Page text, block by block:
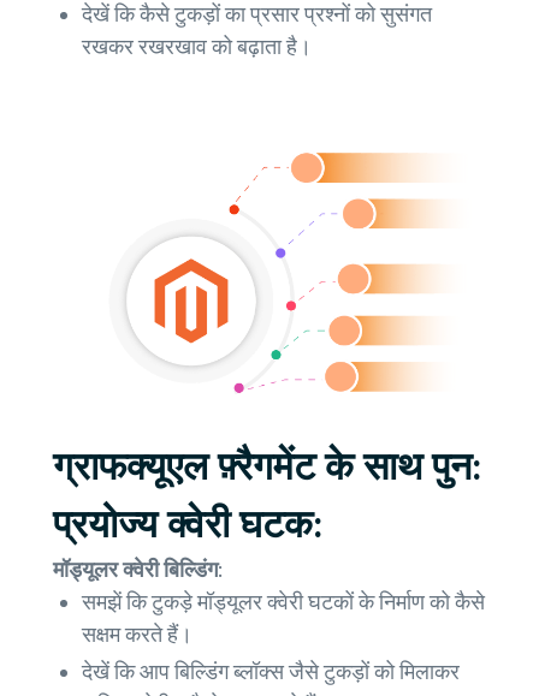
देखें कि कैसे टुकड़ों का प्रसार प्रश्नों को सुसंगत
रखकर रखरखाव को बढ़ाता है।
ग्राफक्यूएल फ़्रैगमेंट के साथ पुन:
प्रयोज्य क्वेरी घटक:
मॉड्यूलर क्वेरी बिल्डिंग:
समझें कि टुकड़े मॉड्यूलर क्वेरी घटकों के निर्माण को कैसे
सक्षम करते हैं।
देखें कि आप बिल्डिंग ब्लॉक्स जैसे टुकड़ों को मिलाकर